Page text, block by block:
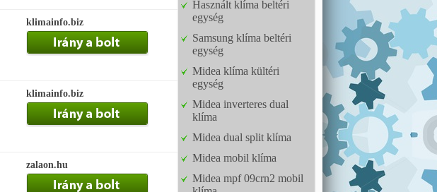
klimainfo.biz
klimainfo.biz
zalaon.hu
Használt klíma beltéri
egység
Samsung klíma beltéri
egység
Midea klíma kültéri
egység
Midea inverteres dual
klíma
Midea dual split klíma
Midea mobil klíma
Midea mpf 09crn2 mobil